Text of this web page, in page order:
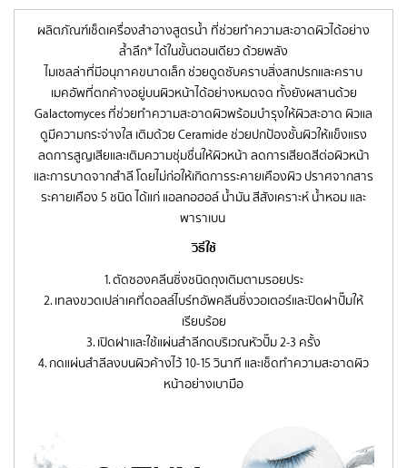
ผลิตภัณฑ์เช็ดเครื่องสำอางสูตรน้ำ ที่ช่วยทำความสะอาดผิวได้อย่าง
ล้ำลึก* ได้ในขั้นตอนเดียว ด้วยพลัง
ไมเซลล่าที่มีอนุภาคขนาดเล็ก ช่วยดูดซับคราบสิ่งสกปรกและคราบ
เมคอัพที่ตกค้างอยู่บนผิวหน้าได้อย่างหมดจด ทั้งยังผสานด้วย
Galactomyces ที่ช่วยทำความสะอาดผิวพร้อมบำรุงให้ผิวสะอาด ผิวแล
ดูมีความกระจ่างใส เติมด้วย Ceramide ช่วยปกป้องชั้นผิวให้แข็งแรง
ลดการสูญเสียและเติมความชุ่มชื่นให้ผิวหน้า ลดการเสียดสีต่อผิวหน้า
และการบาดจากสำลี โดยไม่ก่อให้เกิดการระคายเคืองผิว ปราศจากสาร
ระคายเคือง 5 ชนิด ได้แก่ แอลกอฮอล์ น้ำมัน สีสังเคราะห์ น้ำหอม และ
พาราเบน
วิธีใช้
1. ตัดซองคลีนซิ่งชนิดถุงเติมตามรอยประ
2. เทลงขวดเปล่าเคที่ดอลล์ไบร์ทอัพคลีนซิ่งวอเตอร์และปิดฝาปั๊มให้
เรียบร้อย
3. เปิดฝาและใช้แผ่นสำลีกดบริเวณหัวปั๊ม 2-3 ครั้ง
4. กดแผ่นสำลีลงบนผิวค้างไว้ 10-15 วินาที และเช็ดทำความสะอาดผิว
หน้าอย่างเบามือ